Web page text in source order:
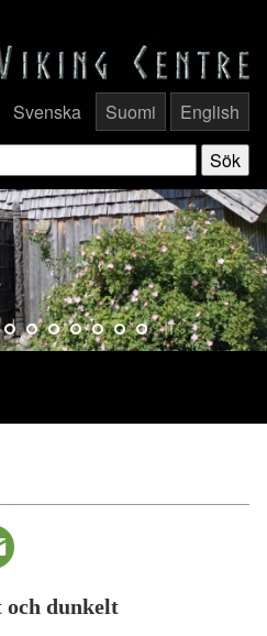
Svenska Suomi English
och dunkelt